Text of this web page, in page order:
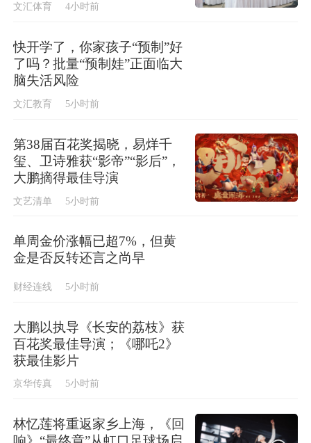
文汇体育 4小时前
快开学了，你家孩子“预制”好
了吗？批量“预制娃”正面临大
脑失活风险
文汇教育 5小时前
第38届百花奖揭晓，易烊千
玺、卫诗雅获“影帝”“影后”，
大鹏摘得最佳导演
文艺清单 5小时前
单周金价涨幅已超7%，但黄
金是否反转还言之尚早
财经连线 5小时前
大鹏以执导《长安的荔枝》获
百花奖最佳导演；《哪吒2》
获最佳影片
京华传真 5小时前
林忆莲将重返家乡上海，《回